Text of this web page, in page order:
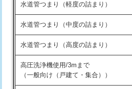
洗面台設置
化粧台設置
追加人工
廃棄・処分
交換・取付(排水栓・排水トラップ
持込商品取付（混合水栓）
水道管つまり（軽度の詰まり）
水道管つまり（中度の詰まり）
水道管つまり（高度の詰まり）
高圧洗浄機使用/3mまで
（一般向け（戸建て・集合））